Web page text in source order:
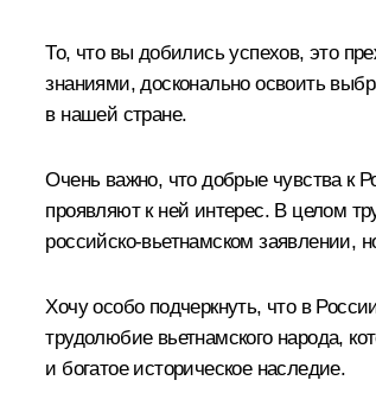
То, что вы добились успехов, это
знаниями, досконально освоить
в нашей стране.
Очень важно, что добрые чувства к
проявляют к ней интерес. В целом
российско-вьетнамском заявлении,
Хочу особо подчеркнуть, что в
трудолюбие вьетнамского народа,
и богатое историческое наследие.